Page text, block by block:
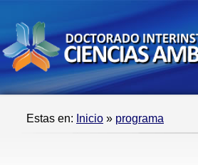
Estas en: Inicio » programa